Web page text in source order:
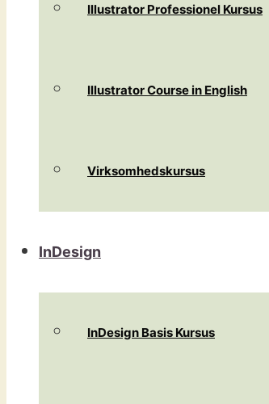
Illustrator Professionel Kursus
Illustrator Course in English
Virksomhedskursus
InDesign
InDesign Basis Kursus